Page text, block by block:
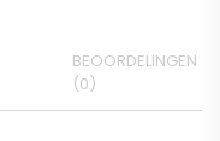
BEOORDELINGEN
(0)